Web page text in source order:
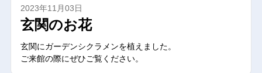
2023年11月03日
玄関のお花
玄関にガーデンシクラメンを植えました。
ご来館の際にぜひご覧ください。